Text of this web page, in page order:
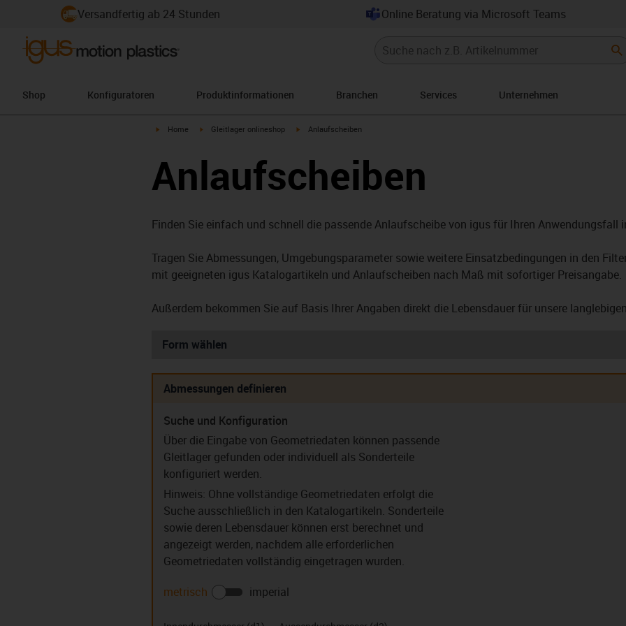
Versandfertig ab 24 Stunden Online Beratung via Microsoft Teams
Shop Konfiguratoren Produktinformationen Branchen Services Unternehmen
igus-icon-arrow-right
Home igus-icon-arrow-right
Gleitlager onlineshop igus-icon-arrow-right
Anlaufscheiben
Anlaufscheiben
Finden Sie einfach und schnell die passende Anlaufscheibe von igus für Ihren Anwendungsfall
Tragen Sie Abmessungen, Umgebungsparameter sowie weitere Einsatzbedingungen in den
mit geeigneten igus Katalogartikeln und Anlaufscheiben nach Maß mit sofortiger Preisangabe.
Außerdem bekommen Sie auf Basis Ihrer Angaben direkt die Lebensdauer für unsere
Form wählen
Zylindrische
Gleitlager (S)
Zylindrische
Gleitlager mit Bund
(F)
vorgespanntes Lager
(VS)
Führungsringe (PR) Clipslager (C) Schlitzlager (Y)
Abmessungen definieren
Suche und Konfiguration
Über die Eingabe von Geometriedaten können passende
Gleitlager gefunden oder individuell als Sonderteile
konfiguriert werden.
Hinweis: Ohne vollständige Geometriedaten erfolgt die
Suche ausschließlich in den Katalogartikeln. Sonderteile
sowie deren Lebensdauer können erst berechnet und
angezeigt werden, nachdem alle erforderlichen
Geometriedaten vollständig eingetragen wurden.
metrisch
imperial